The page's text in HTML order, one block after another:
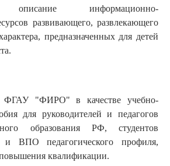
описание информационно-
развивающего, развлекающего
предназначенных для детей
ФГАУ "ФИРО" в качестве учебно-
для руководителей и педагогов
образования РФ, студентов
ВПО педагогического профиля,
квалификации.